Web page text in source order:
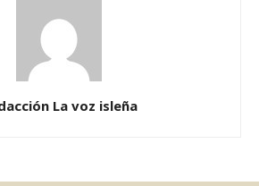
La voz isleña